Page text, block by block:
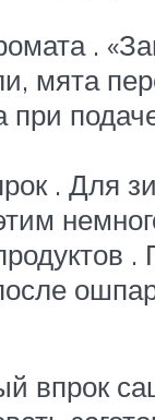
.
мята
при
. Для
впрок